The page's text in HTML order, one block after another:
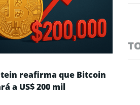
reafirma que Bitcoin
a US$ 200 mil